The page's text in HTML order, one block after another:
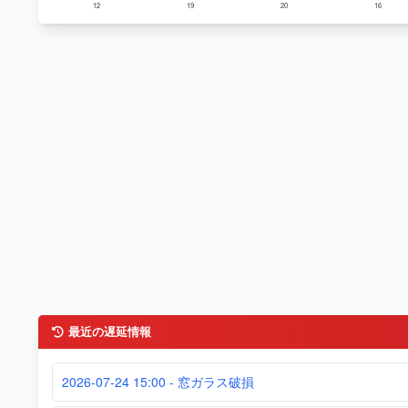
12 19 20 16
最近の遅延情報
2026-07-24 15:00 - 窓ガラス破損